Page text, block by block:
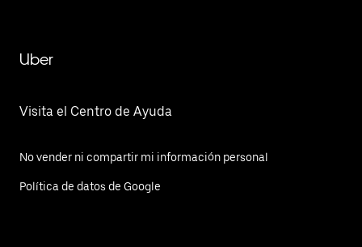
Uber
Visita el Centro de Ayuda
No vender ni compartir mi información personal
Política de datos de Google